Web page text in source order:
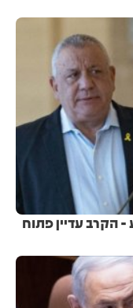
הקרב עדיין פתוח